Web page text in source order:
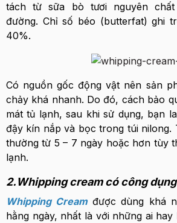
tách từ sữa bò tươi nguyên
đường. Chỉ số béo (butterfat) ghi
40%.
Có nguồn gốc động vật nên sản
chảy khá nhanh. Do đó, cách bảo
mát tủ lạnh, sau khi sử dụng, bạn
đậy kín nắp và bọc trong túi nilong.
thường từ 5 – 7 ngày hoặc hơn tùy
lạnh.
2.Whipping cream có công
Whipping Creamđược dùng khá
hằng ngày, nhất là với những ai